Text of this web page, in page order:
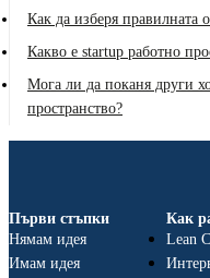
Как да изберя правилната
Какво е startup работно
Мога ли да поканя други
пространство?
Първи стъпки
Нямам идея
Имам идея
Как
Lean